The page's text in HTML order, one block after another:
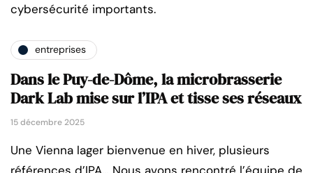
cybersécurité importants.
entreprises
Dans le Puy-de-Dôme, la microbrasserie
Dark Lab mise sur l’IPA et tisse ses réseaux
15 décembre 2025
Une Vienna lager bienvenue en hiver, plusieurs
références d’IPA… Nous avons rencontré l’équipe de